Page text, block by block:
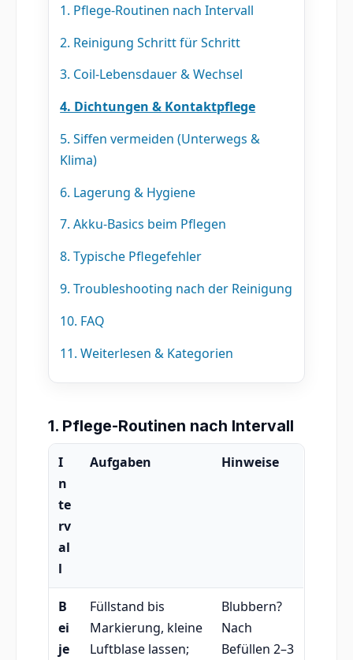
1. Pflege-Routinen nach Intervall
2. Reinigung Schritt für Schritt
3. Coil-Lebensdauer & Wechsel
4. Dichtungen & Kontaktpflege
5. Siffen vermeiden (Unterwegs &
Klima)
6. Lagerung & Hygiene
7. Akku-Basics beim Pflegen
8. Typische Pflegefehler
9. Troubleshooting nach der Reinigung
10. FAQ
11. Weiterlesen & Kategorien
1. Pflege-Routinen nach Intervall
I
n
te
rv
al
l
Aufgaben Hinweise
B
ei
je
Füllstand bis
Markierung, kleine
Luftblase lassen;
Blubbern?
Nach
Befüllen 2–3